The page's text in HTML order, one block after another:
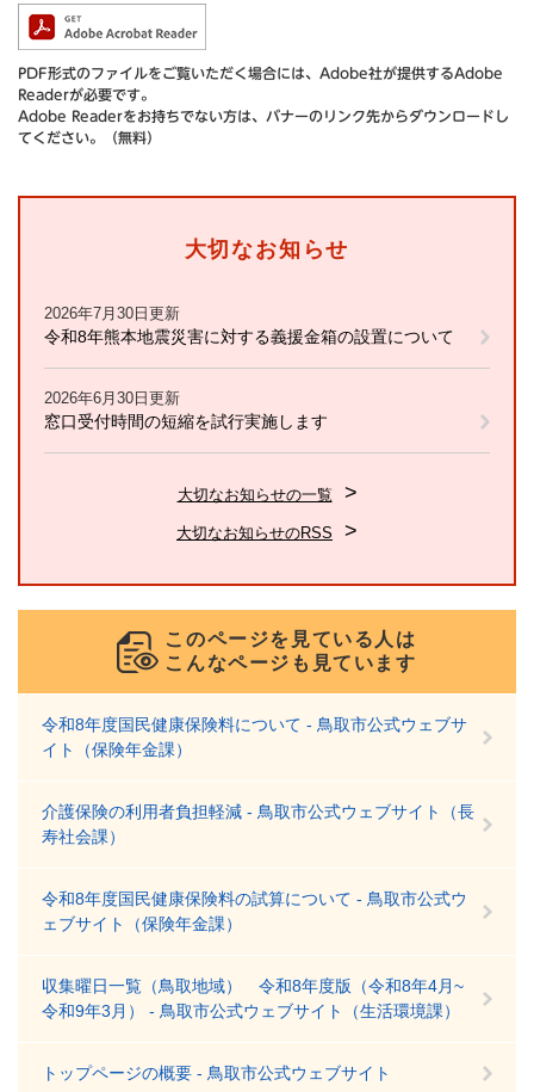
PDF形式のファイルをご覧いただく場合には、Adobe社が提供するAdobe
Readerが必要です。
Adobe Readerをお持ちでない方は、バナーのリンク先からダウンロードし
てください。（無料）
大切なお知らせ
2026年7月30日更新
令和8年熊本地震災害に対する義援金箱の設置について
2026年6月30日更新
窓口受付時間の短縮を試行実施します
大切なお知らせの一覧
大切なお知らせのRSS
このページを見ている人は
こんなページも見ています
令和8年度国民健康保険料について - 鳥取市公式ウェブサ
イト（保険年金課）
介護保険の利用者負担軽減 - 鳥取市公式ウェブサイト（長
寿社会課）
令和8年度国民健康保険料の試算について - 鳥取市公式ウ
ェブサイト（保険年金課）
収集曜日一覧（鳥取地域） 令和8年度版（令和8年4月~
令和9年3月） - 鳥取市公式ウェブサイト（生活環境課）
トップページの概要 - 鳥取市公式ウェブサイト